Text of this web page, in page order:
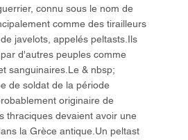
connu sous le nom de
comme des tirailleurs
javelots, appelés peltasts.Ils
d'autres peuples comme
sanguinaires.Le & nbsp;
de soldat de la période
originaire de
thraciques devaient avoir une
la Grèce antique.Un peltast